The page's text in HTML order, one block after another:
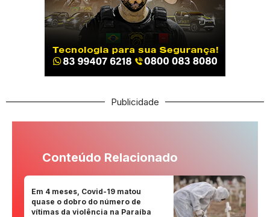
Publicidade
Conteúdo Relacionado
Em 4 meses, Covid-19 matou
quase o dobro do número de
vítimas da violência na Paraíba